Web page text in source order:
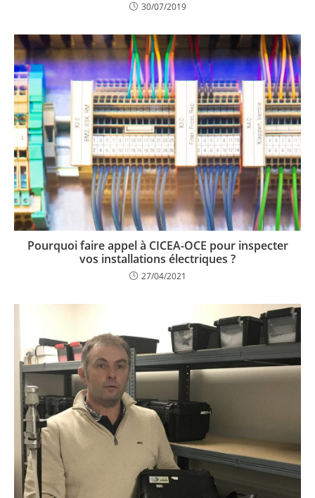
30/07/2019
Pourquoi faire appel à CICEA-OCE pour inspecter
vos installations électriques ?
27/04/2021